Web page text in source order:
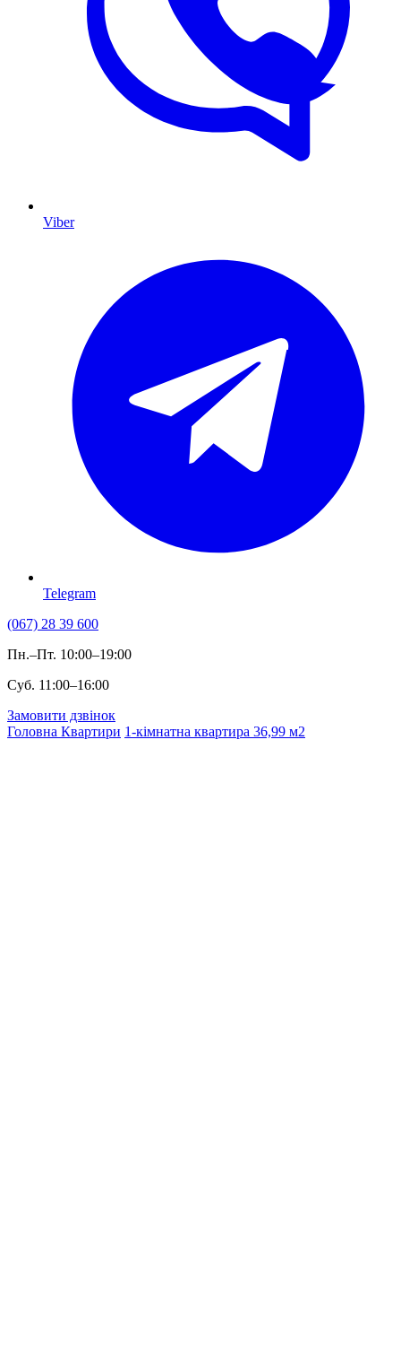
Viber
Telegram
(067) 28 39 600
Пн.–Пт. 10:00–19:00
Суб. 11:00–16:00
Замовити дзвінок
Головна Квартири 1-кімнатна квартира 36,99 м2